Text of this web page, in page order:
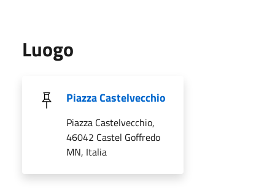
Luogo
Piazza Castelvecchio
Piazza Castelvecchio,
46042 Castel Goffredo
MN, Italia